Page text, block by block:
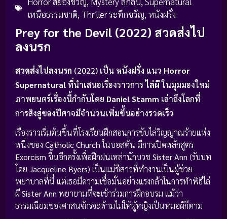
เหนือธรรมชาติ, Thriller ระทึกขวัญ, หนังฝรั่ง
Prey for the Devil (2022) สวดส่งไป
ลงนรก
สวดส่งไปลงนรก (2022) เป็น หนังฝรั่ง แนว Horror
Supernatural ที่นำเสนอเรื่องราวการไล่ผีในมุมมองใหม่
ภาพยนตร์เรื่องนี้กำกับโดย Daniel Stamm เล่าถึงโลกที่
การสิงสู่ของปีศาจมีจำนวนเพิ่มขึ้นอย่างรวดเร็ว
เรื่องราวเริ่มต้นขึ้นที่โรงเรียนฝึกสอนการขับไล่วิญญาณร้ายแห่ง
หนึ่งของ Catholic Churchในบอสตัน มีการเปิดหลักสูตร
Exorcism ขึ้นอีกครั้งเพื่อฝึกฝนเหล่านักบวชSister Ann (รับบท
โดย Jacqueline Byers) เป็นแม่ชีสาวที่ทำงานเป็นผู้ช่วย
พยาบาลที่นี่ แต่เธอมีความเชื่อมั่นอย่างแรงกล้าในการทำพิธีไล่
ผีSister Ann พยายามที่จะเข้าร่วมการฝึกอบรม แม้ว่า
ธรรมเนียมของศาสนจักรจะห้ามไม่ให้ผู้หญิงเป็นหมอผีก็ตาม